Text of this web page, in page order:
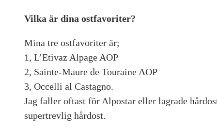
Vilka är dina ostfavoriter?
Mina tre ostfavoriter är;
1, L’Etivaz Alpage AOP
2, Sainte-Maure de Touraine AOP
3, Occelli al Castagno.
Jag faller oftast för Alpostar eller lagrade
supertrevlig hårdost.